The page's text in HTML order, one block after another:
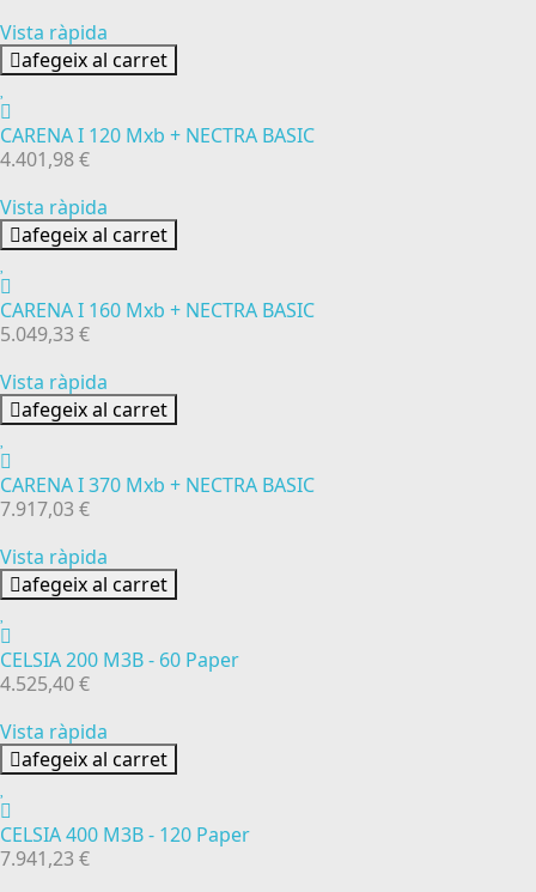
Vista ràpida
afegeix al carret
CARENA I 120 Mxb + NECTRA BASIC
4.401,98 €
Vista ràpida
afegeix al carret
CARENA I 160 Mxb + NECTRA BASIC
5.049,33 €
Vista ràpida
afegeix al carret
CARENA I 370 Mxb + NECTRA BASIC
7.917,03 €
Vista ràpida
afegeix al carret
CELSIA 200 M3B - 60 Paper
4.525,40 €
Vista ràpida
afegeix al carret
CELSIA 400 M3B - 120 Paper
7.941,23 €